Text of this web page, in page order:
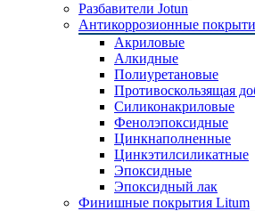
Разбавители Jotun
Антикоррозионные
Акриловые
Алкидные
Полиуретановые
Противоскользящая
Силиконакриловые
Фенолэпоксидные
Цинкнаполненные
Цинкэтилсиликатные
Эпоксидные
Эпоксидный лак
Финишные покрытия Litum